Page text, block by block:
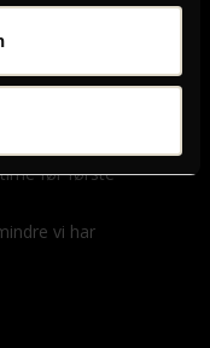
time før første
vi har